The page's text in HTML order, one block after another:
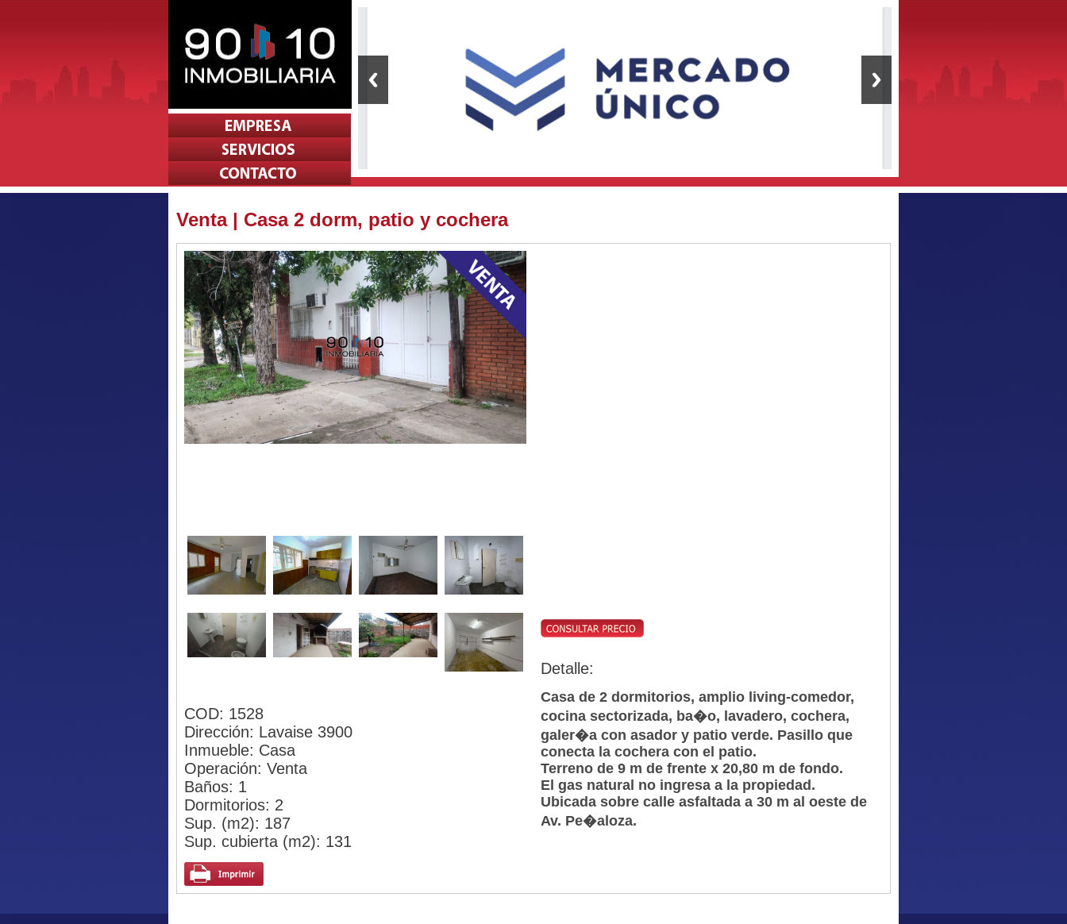
Venta | Casa 2 dorm, patio y cochera
COD: 1528
Dirección: Lavaise 3900
Inmueble: Casa
Operación: Venta
Baños: 1
Dormitorios: 2
Sup. (m2): 187
Sup. cubierta (m2): 131
Detalle:
Casa de 2 dormitorios, amplio living-comedor,
cocina sectorizada, ba�o, lavadero, cochera,
galer�a con asador y patio verde. Pasillo que
conecta la cochera con el patio.
Terreno de 9 m de frente x 20,80 m de fondo.
El gas natural no ingresa a la propiedad.
Ubicada sobre calle asfaltada a 30 m al oeste de
Av. Pe�aloza.